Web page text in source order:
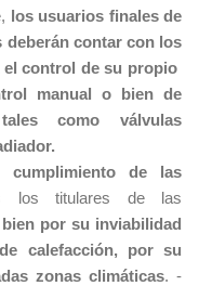
los usuarios finales de
deberán contar con los
el control de su propio
manual o bien de
como válvulas
cumplimiento de las
los titulares de las
bien por su inviabilidad
calefacción, por su
zonas climáticas. -